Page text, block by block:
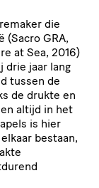
die
(Sacro GRA,
at Sea, 2016)
drie jaar lang
tussen de
de drukte en
altijd in het
is hier
bestaan,